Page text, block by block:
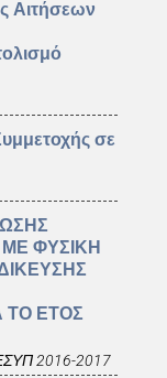
Αιτήσεων
σε
ΦΥΣΙΚΗ
ΤΟ ΕΤΟΣ
2016-2017